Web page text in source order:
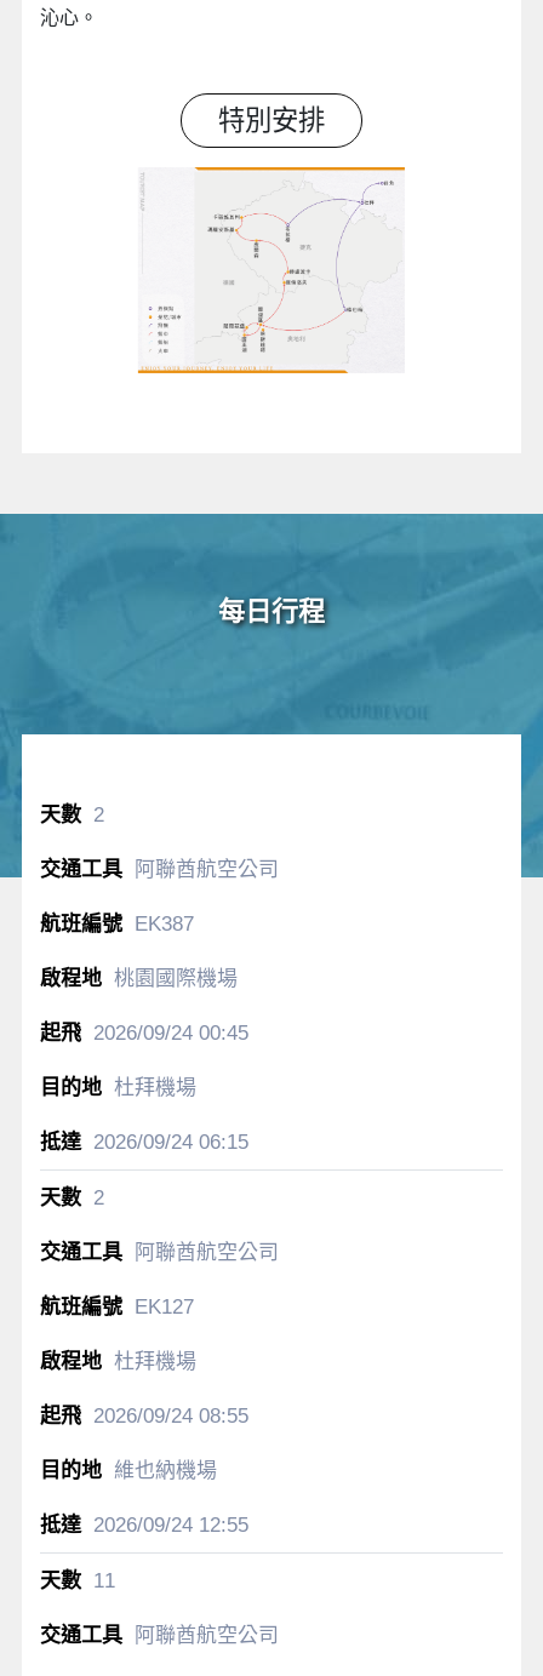
沁心。
特別安排
每日行程
2
阿聯酋航空公司
EK387
桃園國際機場
2026/09/2400:45
杜拜機場
2026/09/2406:15
2
阿聯酋航空公司
EK127
杜拜機場
2026/09/2408:55
維也納機場
2026/09/2412:55
11
阿聯酋航空公司